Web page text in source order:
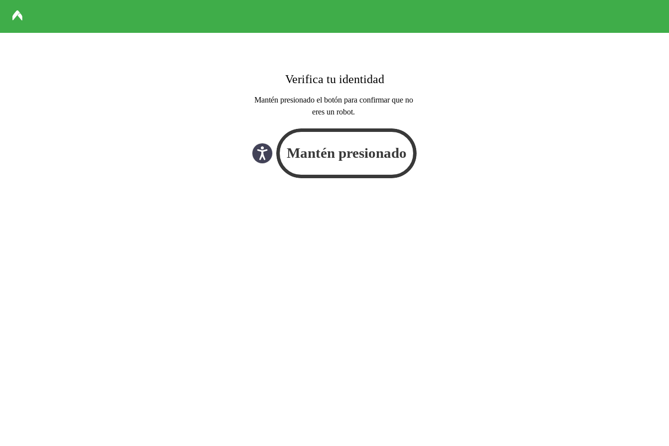
Verifica tu identidad
Mantén presionado el botón para confirmar que no
eres un robot.